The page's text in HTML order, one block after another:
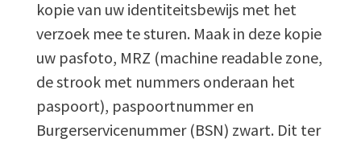
kopie van uw identiteitsbewijs met het
verzoek mee te sturen. Maak in deze kopie
uw pasfoto, MRZ (machine readable zone,
de strook met nummers onderaan het
paspoort), paspoortnummer en
Burgerservicenummer (BSN) zwart. Dit ter